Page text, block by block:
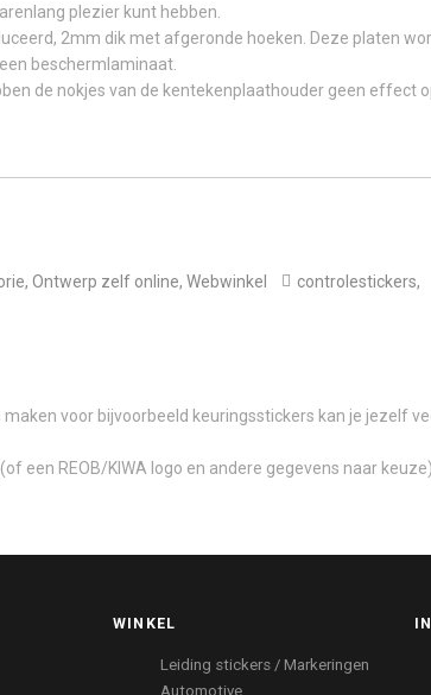
plezier kunt hebben.
2mm dik met afgeronde hoeken. Deze platen
beschermlaminaat.
de nokjes van de kentekenplaathouder geen effect
, Ontwerp zelf online, Webwinkel controlestickers,
voor bijvoorbeeld keuringsstickers kan je jezelf
een REOB/KIWA logo en andere gegevens naar
WINKEL
Leiding stickers / Markeringen
Automotive